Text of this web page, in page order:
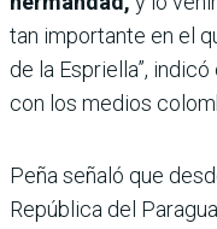
tan importante en el
de la Espriella”,
con los medios
Peña señaló que
República del